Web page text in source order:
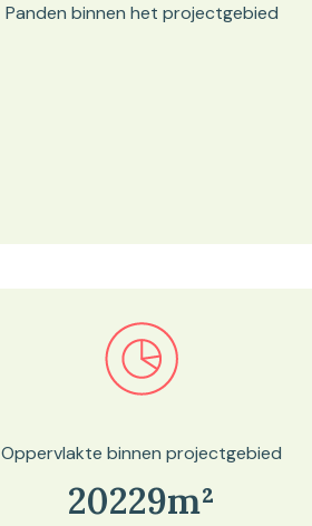
Panden binnen het projectgebied
Bekijk in onze kaartviewer
Oppervlakte binnen projectgebied
20229m²